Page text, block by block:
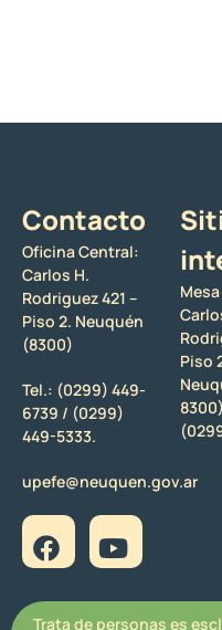
Contacto
Oficina Central:
Carlos H.
Rodriguez 421 –
Piso 2. Neuquén
(8300)
Tel.: (0299) 449-
6739 / (0299)
449-5333.
upefe@neuquen.gov.ar
Piso
8300)
Trata de personas es